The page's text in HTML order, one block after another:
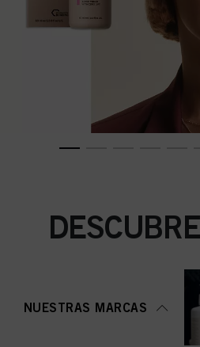
NUESTRAS MARCAS